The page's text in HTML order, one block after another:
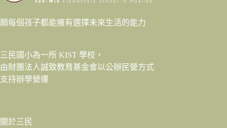
願每個孩子都能擁有選擇未來生活的能力
三民國小為一所 KIST 學校，
由財團法人誠致教育基金會以公辦民營方式
支持辦學營運
關於三民